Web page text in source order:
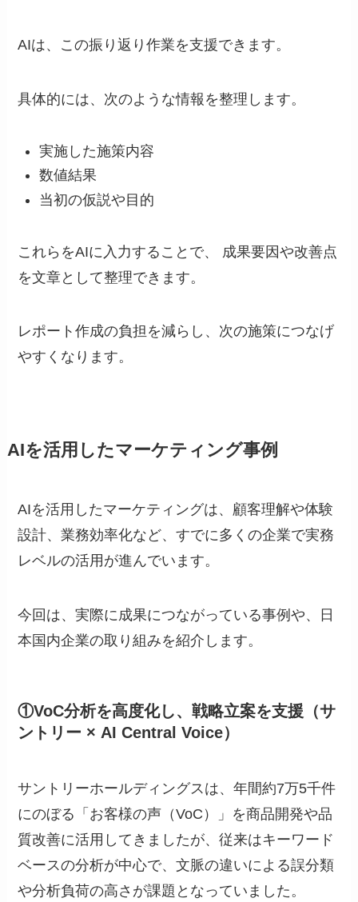
AIは、この振り返り作業を支援できます。
具体的には、次のような情報を整理します。
実施した施策内容
数値結果
当初の仮説や目的
これらをAIに入力することで、 成果要因や改善点
を文章として整理できます。
レポート作成の負担を減らし、次の施策につなげ
やすくなります。
AIを活用したマーケティング事例
AIを活用したマーケティングは、顧客理解や体験
設計、業務効率化など、すでに多くの企業で実務
レベルの活用が進んでいます。
今回は、実際に成果につながっている事例や、日
本国内企業の取り組みを紹介します。
①VoC分析を高度化し、戦略立案を支援（サ
ントリー × AI Central Voice）
サントリーホールディングスは、年間約7万5千件
にのぼる「お客様の声（VoC）」を商品開発や品
質改善に活用してきましたが、従来はキーワード
ベースの分析が中心で、文脈の違いによる誤分類
や分析負荷の高さが課題となっていました。